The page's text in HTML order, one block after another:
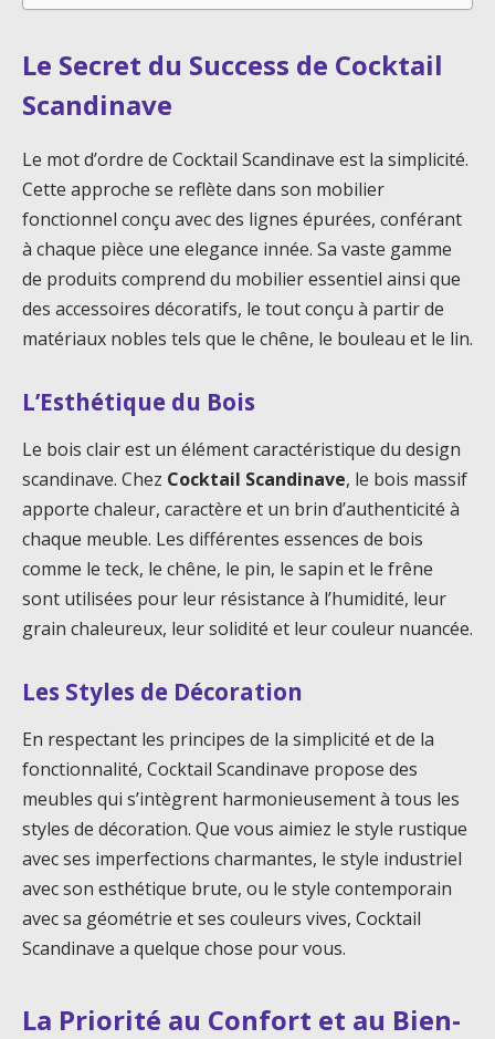
Le Secret du Success de Cocktail
Scandinave
Le mot d’ordre de Cocktail Scandinave est la simplicité.
Cette approche se reflète dans son mobilier
fonctionnel conçu avec des lignes épurées, conférant
à chaque pièce une elegance innée. Sa vaste gamme
de produits comprend du mobilier essentiel ainsi que
des accessoires décoratifs, le tout conçu à partir de
matériaux nobles tels que le chêne, le bouleau et le lin.
L’Esthétique du Bois
Le bois clair est un élément caractéristique du design
scandinave. Chez Cocktail Scandinave, le bois massif
apporte chaleur, caractère et un brin d’authenticité à
chaque meuble. Les différentes essences de bois
comme le teck, le chêne, le pin, le sapin et le frêne
sont utilisées pour leur résistance à l’humidité, leur
grain chaleureux, leur solidité et leur couleur nuancée.
Les Styles de Décoration
En respectant les principes de la simplicité et de la
fonctionnalité, Cocktail Scandinave propose des
meubles qui s’intègrent harmonieusement à tous les
styles de décoration. Que vous aimiez le style rustique
avec ses imperfections charmantes, le style industriel
avec son esthétique brute, ou le style contemporain
avec sa géométrie et ses couleurs vives, Cocktail
Scandinave a quelque chose pour vous.
La Priorité au Confort et au Bien-